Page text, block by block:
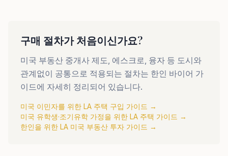
구매 절차가 처음이신가요?
미국 부동산 중개사 제도, 에스크로, 융자 등 도시와
관계없이 공통으로 적용되는 절차는 한인 바이어 가
이드에 자세히 정리되어 있습니다.
미국 이민자를 위한 LA 주택 구입 가이드 →
미국 유학생·조기유학 가정을 위한 LA 주택 가이드 →
한인을 위한 LA 미국 부동산 투자 가이드 →